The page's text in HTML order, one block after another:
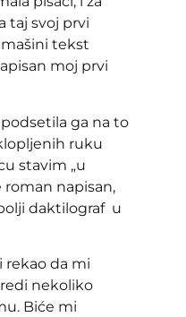
taj svoj prvi
tekst
moj prvi
podsetila ga na to
ruku
stavim „u
roman napisan,
daktilograf u
rekao da mi
nekoliko
Biće mi